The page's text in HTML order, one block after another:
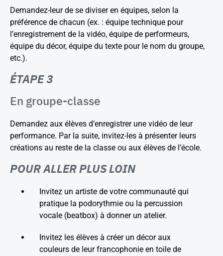
Demandez-leur de se diviser en équipes, selon la
préférence de chacun (ex. : équipe technique pour
l’enregistrement de la vidéo, équipe de performeurs,
équipe du décor, équipe du texte pour le nom du groupe,
etc.).
ÉTAPE 3
En groupe-classe
Demandez aux élèves d’enregistrer une vidéo de leur
performance. Par la suite, invitez-les à présenter leurs
créations au reste de la classe ou aux élèves de l’école.
POUR ALLER PLUS LOIN
Invitez un artiste de votre communauté qui
pratique la podorythmie ou la percussion
vocale (beatbox) à donner un atelier.
Invitez les élèves à créer un décor aux
couleurs de leur francophonie en toile de